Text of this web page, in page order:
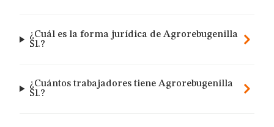
¿Cuál es la forma jurídica de Agrorebugenilla
Sl.?
¿Cuántos trabajadores tiene Agrorebugenilla
Sl.?